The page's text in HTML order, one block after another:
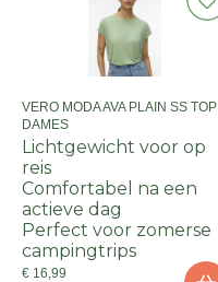
VERO MODA AVA PLAIN SS TOP
DAMES
Lichtgewicht voor op
reis
Comfortabel na een
actieve dag
Perfect voor zomerse
campingtrips
€ 16,99